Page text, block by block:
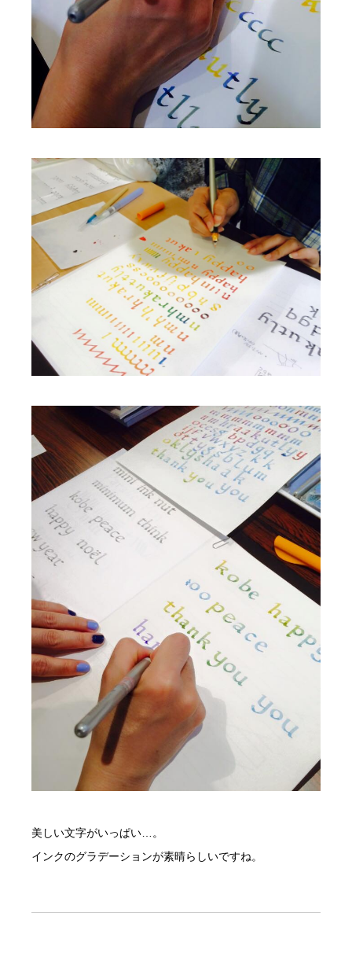
美しい文字がいっぱい…。
インクのグラデーションが素晴らしいですね。